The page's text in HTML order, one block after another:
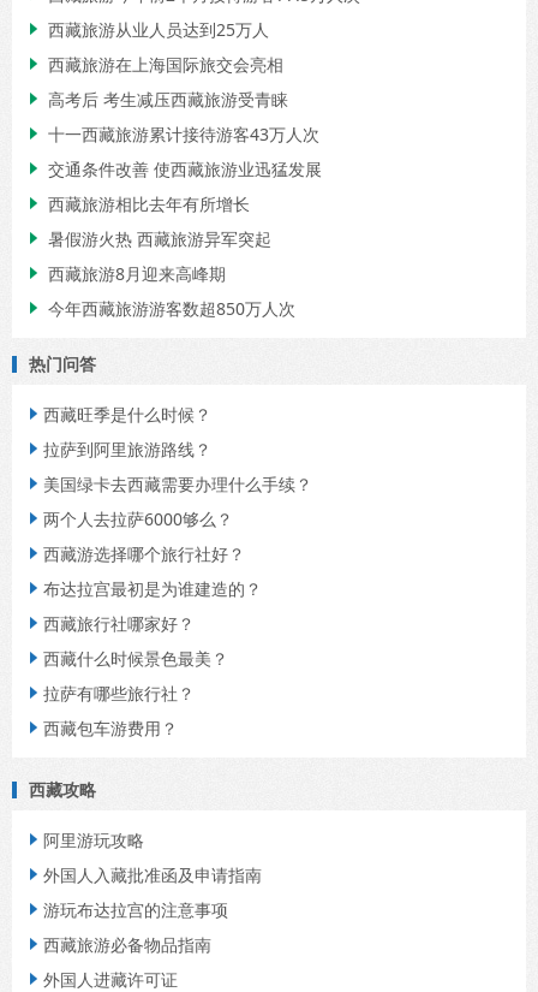
 西藏旅游从业人员达到25万人
 西藏旅游在上海国际旅交会亮相
 高考后 考生减压西藏旅游受青睐
 十一西藏旅游累计接待游客43万人次
 交通条件改善 使西藏旅游业迅猛发展
 西藏旅游相比去年有所增长
 暑假游火热 西藏旅游异军突起
 西藏旅游8月迎来高峰期
 今年西藏旅游游客数超850万人次
热门问答
 西藏旺季是什么时候？
 拉萨到阿里旅游路线？
 美国绿卡去西藏需要办理什么手续？
 两个人去拉萨6000够么？
 西藏游选择哪个旅行社好？
 布达拉宫最初是为谁建造的？
 西藏旅行社哪家好？
 西藏什么时候景色最美？
 拉萨有哪些旅行社？
 西藏包车游费用？
西藏攻略
 阿里游玩攻略
 外国人入藏批准函及申请指南
 游玩布达拉宫的注意事项
 西藏旅游必备物品指南
 外国人进藏许可证